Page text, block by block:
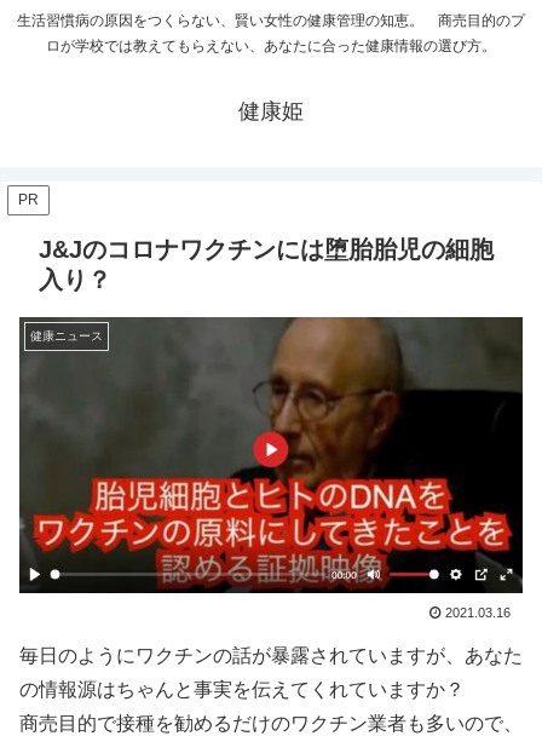
生活習慣病の原因をつくらない、賢い女性の健康管理の知恵。 商売目的のプ
ロが学校では教えてもらえない、あなたに合った健康情報の選び方。
健康姫
PR
J&Jのコロナワクチンには堕胎胎児の細胞
入り？
健康ニュース
2021.03.16
毎日のようにワクチンの話が暴露されていますが、あなた
の情報源はちゃんと事実を伝えてくれていますか？
商売目的で接種を勧めるだけのワクチン業者も多いので、